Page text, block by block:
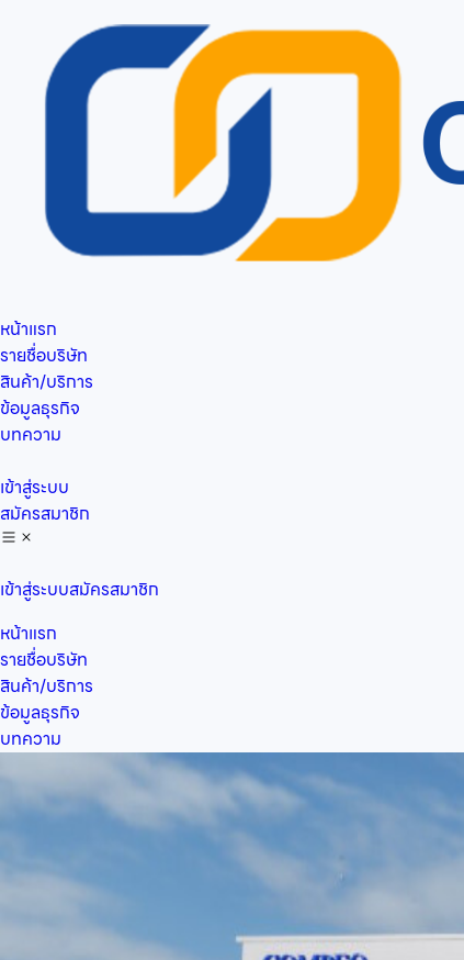
หน้าแรก
รายชื่อบริษัท
สินค้า/บริการ
ข้อมูลธุรกิจ
บทความ
เข้าสู่ระบบ
สมัครสมาชิก
เข้าสู่ระบบสมัครสมาชิก
หน้าแรก
รายชื่อบริษัท
สินค้า/บริการ
ข้อมูลธุรกิจ
บทความ